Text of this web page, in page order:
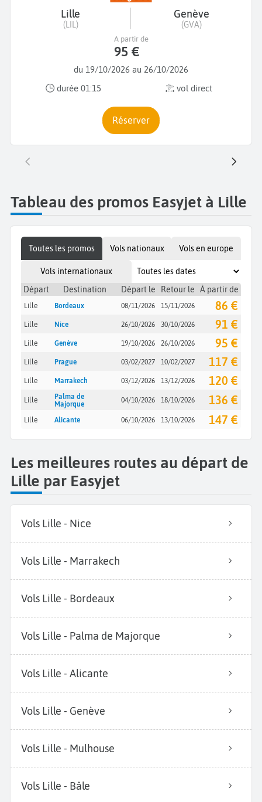
Lille
(LIL)
Genève
(GVA)
du 19/10/2026 au 26/10/2026
durée 01:15
vol direct
A partir de
95 €
Réserver
Tableau des promos Easyjet à Lille
Toutes les promos Vols nationaux Vols en europe
Vols internationaux
Départ
Destination Départ le Retour le À partir de
Lille Bordeaux 08/11/2026 15/11/2026 86 €
Lille Nice 26/10/2026 30/10/2026 91 €
Lille Genève 19/10/2026 26/10/2026 95 €
Lille Prague 03/02/2027 10/02/2027 117 €
Lille Marrakech 03/12/2026 13/12/2026 120 €
Lille
Palma de
Majorque
04/10/2026 18/10/2026 136 €
Lille Alicante 06/10/2026 13/10/2026 147 €
Les meilleures routes au départ de
Lille par Easyjet
Vols Lille - Nice
Vols Lille - Marrakech
Vols Lille - Bordeaux
Vols Lille - Palma de Majorque
Vols Lille - Alicante
Vols Lille - Genève
Vols Lille - Mulhouse
Vols Lille - Bâle